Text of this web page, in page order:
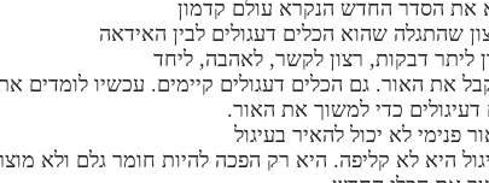
את הסדר החדש הנקרא עולם קדמון
שהתגלה שהוא הכלים דעגולים לבין האידאה
ליתר דבקות, רצון לקשר, לאהבה, ליחד
את האור. גם הכלים דעגולים קיימים. עכשיו לומדים
כדי למשוך את האור.
פנימי לא יכול להאיר בעיגול
היא לא קליפה. היא רק הפכה להיות חומר גלם ולא